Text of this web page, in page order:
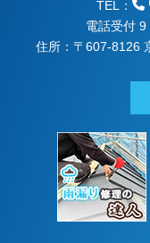
TEL：
電話受付 9
住所：〒607-8126